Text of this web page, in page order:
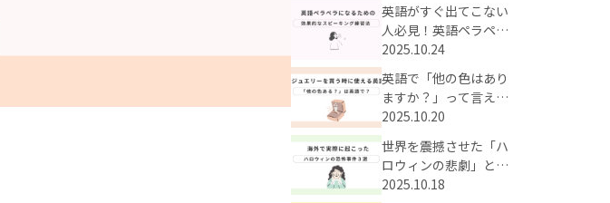
英語がすぐ出てこない
人必見！英語ペラペラ
に近づくための効果的
2025.10.24
英語で「他の色はあり
ますか？」って言え
る？海外のジュエリー
フレーズまとめ
2025.10.20
世界を震撼させた「ハ
ロウィンの悲劇」と
は？海外で実際にあっ
2025.10.18